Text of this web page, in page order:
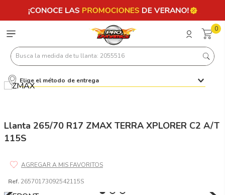
0
Busca la medida de tu llanta: 2055516
Elige el método de entrega
Llanta 265/70 R17 ZMAX TERRA XPLORER C2 A/T
115S
Ref. 26570173092542115S
Términos más buscados
6 205